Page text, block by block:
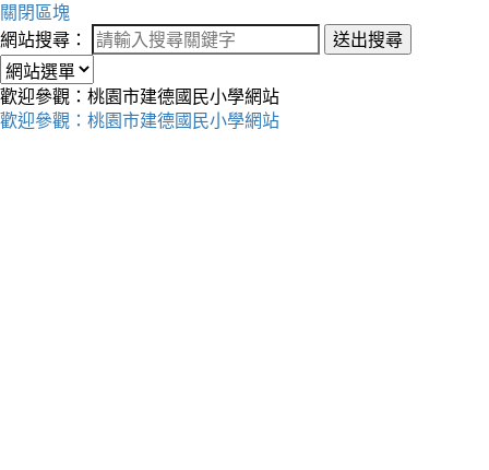
關閉區塊
網站搜尋：
送出搜尋
歡迎參觀：桃園市建德國民小學網站
歡迎參觀：桃園市建德國民小學網站